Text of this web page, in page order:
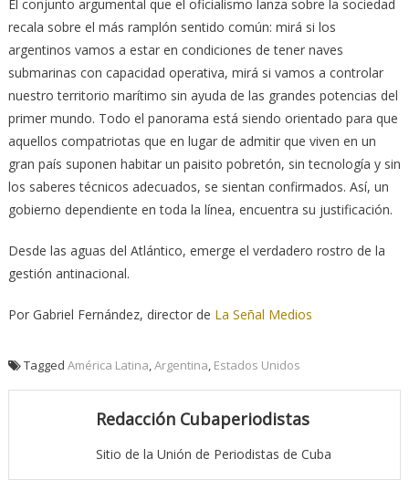
El conjunto argumental que el oficialismo lanza sobre la sociedad
recala sobre el más ramplón sentido común: mirá si los
argentinos vamos a estar en condiciones de tener naves
submarinas con capacidad operativa, mirá si vamos a controlar
nuestro territorio marítimo sin ayuda de las grandes potencias del
primer mundo. Todo el panorama está siendo orientado para que
aquellos compatriotas que en lugar de admitir que viven en un
gran país suponen habitar un paisito pobretón, sin tecnología y sin
los saberes técnicos adecuados, se sientan confirmados. Así, un
gobierno dependiente en toda la línea, encuentra su justificación.
Desde las aguas del Atlántico, emerge el verdadero rostro de la
gestión antinacional.
Por Gabriel Fernández, director de La Señal Medios
Tagged América Latina,Argentina, Estados Unidos
Redacción Cubaperiodistas
Sitio de la Unión de Periodistas de Cuba